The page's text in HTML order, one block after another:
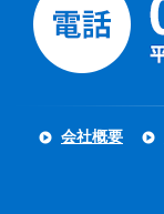
会社概要